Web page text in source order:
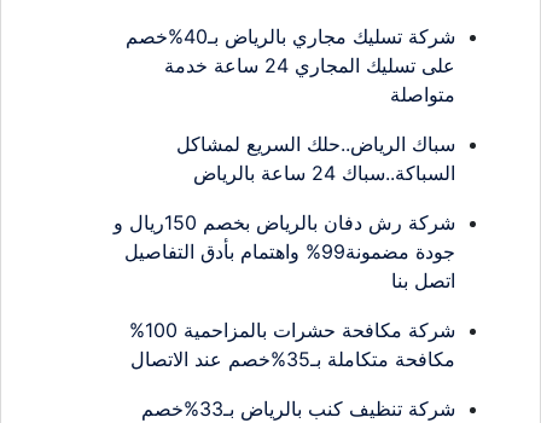
شركة تسليك مجاري بالرياض بـ40%خصم
على تسليك المجاري 24 ساعة خدمة
متواصلة
سباك الرياض..حلك السريع لمشاكل
السباكة..سباك 24 ساعة بالرياض
شركة رش دفان بالرياض بخصم 150ريال و
جودة مضمونة99% واهتمام بأدق التفاصيل
اتصل بنا
شركة مكافحة حشرات بالمزاحمية 100%
مكافحة متكاملة بـ35%خصم عند الاتصال
شركة تنظيف كنب بالرياض بـ33%خصم